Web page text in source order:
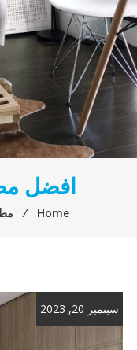
افضل
Home
⁄
سبتمبر 20, 2023